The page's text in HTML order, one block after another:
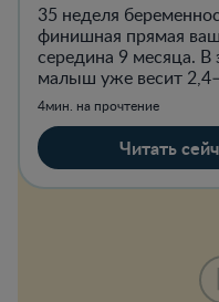
35 неделя
финишная прямая
середина 9 месяца. В
малыш уже весит
имеет рост до 45–47
размером с крупную
4мин. на прочтение
Читать